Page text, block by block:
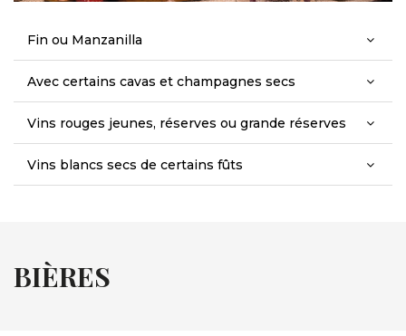
Fin ou Manzanilla
Avec certains cavas et champagnes secs
Vins rouges jeunes, réserves ou grande réserves
Vins blancs secs de certains fûts
BIÈRES